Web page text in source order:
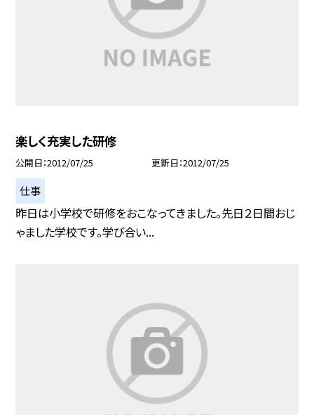
楽しく充実した研修
公開日 2012/07/25 更新日 2012/07/25
仕事
昨日は小学校で研修をおこなってきました。先日２日間おじ
ゃました学校です。学び合い...